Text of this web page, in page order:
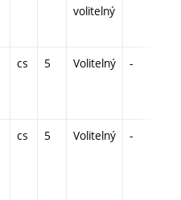
volitelný
cs 5 Volitelný -
cs 5 Volitelný -